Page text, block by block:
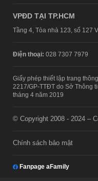
VPĐD TẠI TP.HCM
Tầng 4, Tòa nhà 123, số 127
Điện thoại: 028 7307 7979
Giấy phép thiết lập trang
2217/GP-TTĐT do Sở Thông
tháng 4 năm 2019
© Copyright 2008 - 2024 –
Chính sách bảo mật
Fanpage aFamily